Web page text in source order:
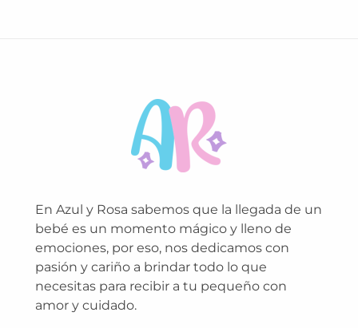
En Azul y Rosa sabemos que la llegada de un
bebé es un momento mágico y lleno de
emociones, por eso, nos dedicamos con
pasión y cariño a brindar todo lo que
necesitas para recibir a tu pequeño con
amor y cuidado.